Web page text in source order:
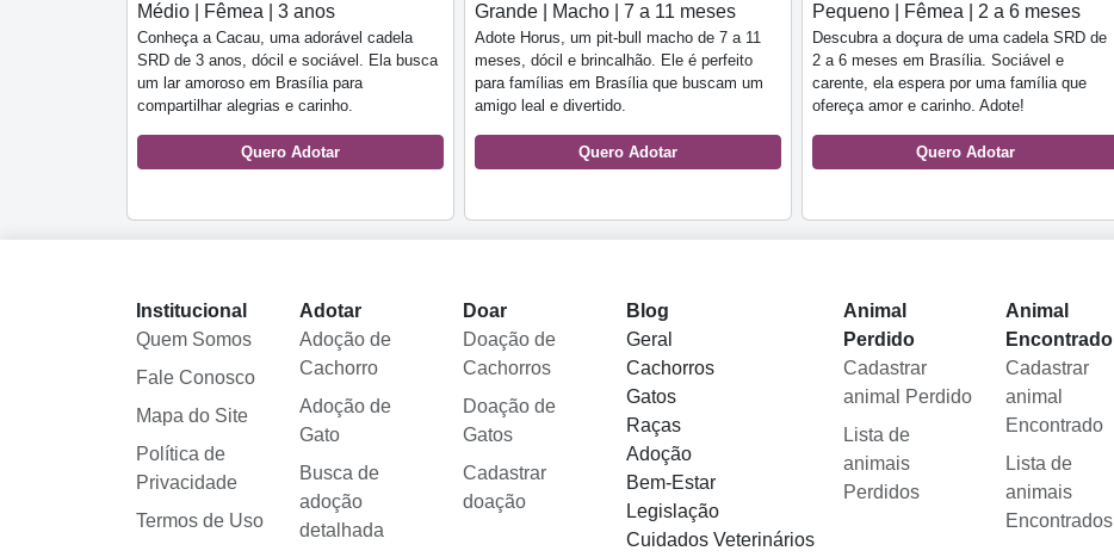
Médio | Fêmea | 3 anos
Conheça a Cacau, uma adorável cadela
SRD de 3 anos, dócil e sociável. Ela busca
um lar amoroso em Brasília para
compartilhar alegrias e carinho.
Quero Adotar
Grande | Macho | 7 a 11 meses
Adote Horus, um pit-bull macho de 7 a 11
meses, dócil e brincalhão. Ele é perfeito
para famílias em Brasília que buscam um
amigo leal e divertido.
Quero Adotar
Pequeno | Fêmea | 2 a 6 meses
Descubra a doçura de uma cadela SRD de
2 a 6 meses em Brasília. Sociável e
carente, ela espera por uma família que
ofereça amor e carinho. Adote!
Quero Adotar
Institucional
Quem Somos
Fale Conosco
Mapa do Site
Política de
Privacidade
Termos de Uso
Adotar
Adoção de
Cachorro
Adoção de
Gato
Busca de
adoção
detalhada
Doar
Doação de
Cachorros
Doação de
Gatos
Cadastrar
doação
Blog
Geral
Cachorros
Gatos
Raças
Adoção
Bem-Estar
Legislação
Cuidados Veterinários
Animal
Perdido
Cadastrar
animal Perdido
Lista de
animais
Perdidos
Animal
Encontrado
Cadastrar
animal
Encontrado
Lista de
animais
Encontrados